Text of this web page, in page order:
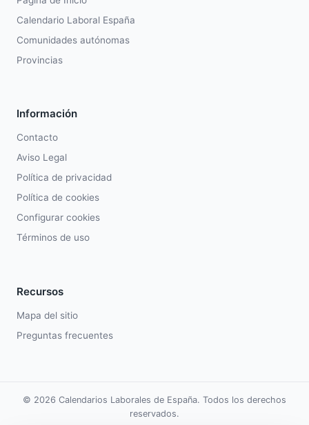
Calendario Laboral España
Comunidades autónomas
Provincias
Información
Contacto
Aviso Legal
Política de privacidad
Política de cookies
Configurar cookies
Términos de uso
Recursos
Mapa del sitio
Preguntas frecuentes
© 2026 Calendarios Laborales de España. Todos los derechos
reservados.